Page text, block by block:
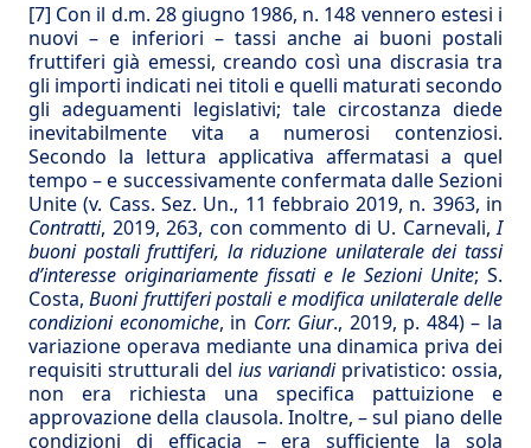
[7] Con il d.m. 28 giugno 1986, n. 148 vennero estesi i
nuovi – e inferiori – tassi anche ai buoni postali
fruttiferi già emessi, creando così una discrasia tra
gli importi indicati nei titoli e quelli maturati secondo
gli adeguamenti legislativi; tale circostanza diede
inevitabilmente vita a numerosi contenziosi.
Secondo la lettura applicativa affermatasi a quel
tempo – e successivamente confermata dalle Sezioni
Unite (v. Cass. Sez. Un., 11 febbraio 2019, n. 3963, in
Contratti, 2019, 263, con commento di U. Carnevali,I
buoni postali fruttiferi, la riduzione unilaterale dei tassi
d’interesse originariamente fissati e le Sezioni Unite; S.
Costa,Buoni fruttiferi postali e modifica unilaterale delle
condizioni economiche, in Corr. Giur., 2019, p. 484) – la
variazione operava mediante una dinamica priva dei
requisiti strutturali del ius variandi privatistico: ossia,
non era richiesta una specifica pattuizione e
approvazione della clausola. Inoltre, – sul piano delle
condizioni di efficacia – era sufficiente la sola